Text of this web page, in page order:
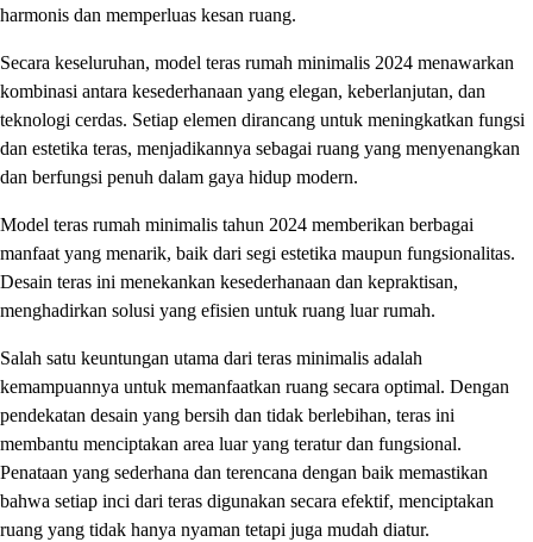
harmonis dan memperluas kesan ruang.
Secara keseluruhan, model teras rumah minimalis 2024 menawarkan
kombinasi antara kesederhanaan yang elegan, keberlanjutan, dan
teknologi cerdas. Setiap elemen dirancang untuk meningkatkan fungsi
dan estetika teras, menjadikannya sebagai ruang yang menyenangkan
dan berfungsi penuh dalam gaya hidup modern.
Model teras rumah minimalis tahun 2024 memberikan berbagai
manfaat yang menarik, baik dari segi estetika maupun fungsionalitas.
Desain teras ini menekankan kesederhanaan dan kepraktisan,
menghadirkan solusi yang efisien untuk ruang luar rumah.
Salah satu keuntungan utama dari teras minimalis adalah
kemampuannya untuk memanfaatkan ruang secara optimal. Dengan
pendekatan desain yang bersih dan tidak berlebihan, teras ini
membantu menciptakan area luar yang teratur dan fungsional.
Penataan yang sederhana dan terencana dengan baik memastikan
bahwa setiap inci dari teras digunakan secara efektif, menciptakan
ruang yang tidak hanya nyaman tetapi juga mudah diatur.